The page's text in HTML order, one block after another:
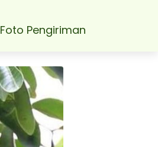
Foto Pengiriman